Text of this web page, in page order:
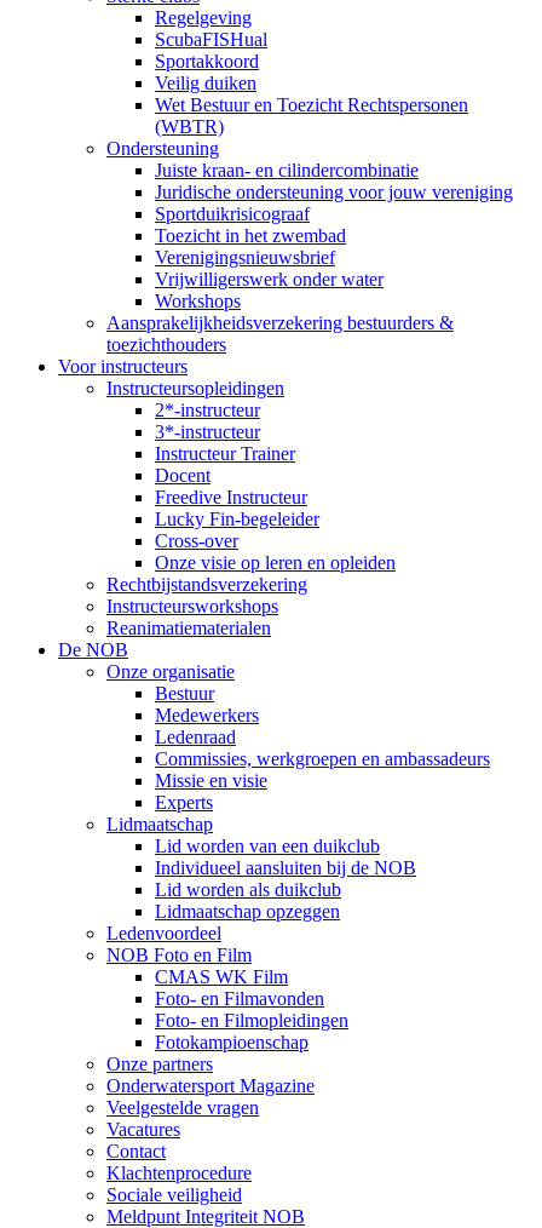
Regelgeving
ScubaFISHual
Sportakkoord
Veilig duiken
Wet Bestuur en Toezicht Rechtspersonen
(WBTR)
Ondersteuning
Juiste kraan- en cilindercombinatie
Juridische ondersteuning voor jouw vereniging
Sportduikrisicograaf
Toezicht in het zwembad
Verenigingsnieuwsbrief
Vrijwilligerswerk onder water
Workshops
Aansprakelijkheidsverzekering bestuurders &
toezichthouders
Voor instructeurs
Instructeursopleidingen
2*-instructeur
3*-instructeur
Instructeur Trainer
Docent
Freedive Instructeur
Lucky Fin-begeleider
Cross-over
Onze visie op leren en opleiden
Rechtbijstandsverzekering
Instructeursworkshops
Reanimatiematerialen
De NOB
Onze organisatie
Bestuur
Medewerkers
Ledenraad
Commissies, werkgroepen en ambassadeurs
Missie en visie
Experts
Lidmaatschap
Lid worden van een duikclub
Individueel aansluiten bij de NOB
Lid worden als duikclub
Lidmaatschap opzeggen
Ledenvoordeel
NOB Foto en Film
CMAS WK Film
Foto- en Filmavonden
Foto- en Filmopleidingen
Fotokampioenschap
Onze partners
Onderwatersport Magazine
Veelgestelde vragen
Vacatures
Contact
Klachtenprocedure
Sociale veiligheid
Meldpunt Integriteit NOB